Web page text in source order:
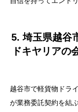
5. 埼玉県越谷
ドキヤリアの
越谷市で軽貨物ドラ
が業務委託契約を結